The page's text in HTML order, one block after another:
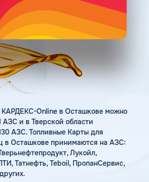
консультацию
КАРДЕКС-Online в Осташкове можно
АЗС и в Тверской области
АЗС. Топливные Карты для
в Осташкове принимаются на АЗС:
Лукойл,
Татнефть, Teboil, ПропанСервис,